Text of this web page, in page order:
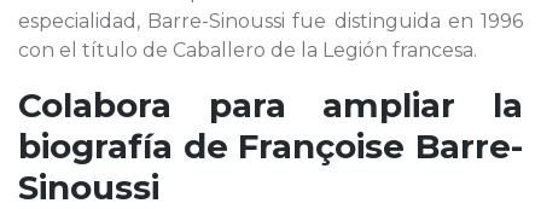
especialidad, Barre-Sinoussi fue distinguida en 1996
con el título de Caballero de la Legión francesa.
Colabora para ampliar la
biografía de Françoise Barre-
Sinoussi